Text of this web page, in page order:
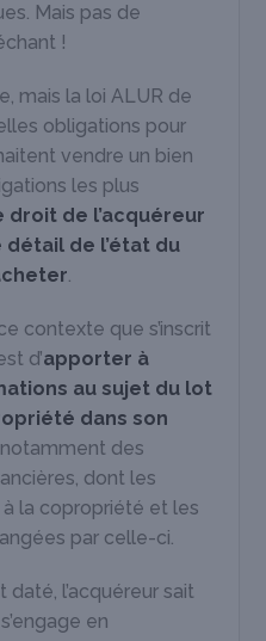
Mais pas de
!
mais la loi ALUR de
obligations pour
vendre un bien
les plus
droit de l’acquéreur
de l’état du
.
contexte que s’inscrit
d’apporter à
au sujet du lot
dans son
des
dont les
la copropriété et les
par celle-ci.
l’acquéreur sait
en